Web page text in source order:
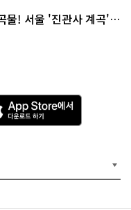
물! 서울 '진관사 계곡'이
A
p
p
e
서